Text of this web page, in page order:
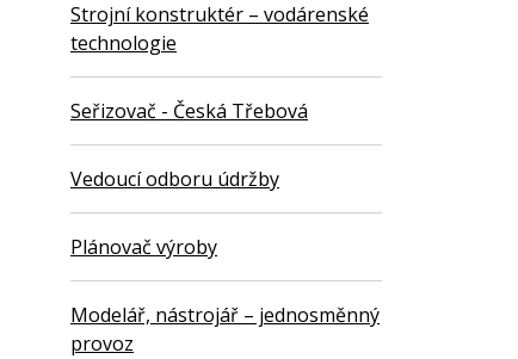
Strojní konstruktér – vodárenské
technologie
Seřizovač - Česká Třebová
Vedoucí odboru údržby
Plánovač výroby
Modelář, nástrojář – jednosměnný
provoz